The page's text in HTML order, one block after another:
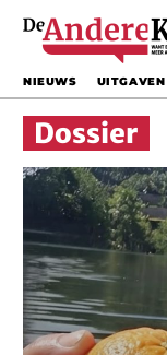
NIEUWS UITGAVEN
Tutti
Frutti